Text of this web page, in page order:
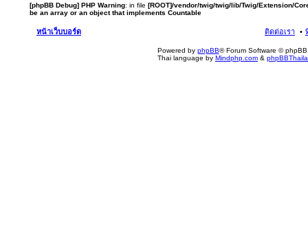
[phpBB Debug] PHP Warning: in file [ROOT]/vendor/twig/twig/lib/Twig/Extension/
be an array or an object that implements Countable
หน้าเว็บบอร์ด ติดต่อเรา
Powered by phpBB® Forum Software © phpBB
Thai language by Mindphp.com &